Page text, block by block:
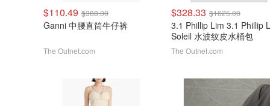
$110.49 $388.00
Ganni 中腰直筒牛仔裤
The Outnet.com
$328.33 $1625.00
3.1 Phillip Lim 3.1 Phillip
Soleil 水波纹皮水桶包
The Outnet.com